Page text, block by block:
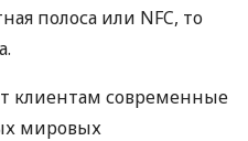
полоса или NFC, то
клиентам современные
мировых